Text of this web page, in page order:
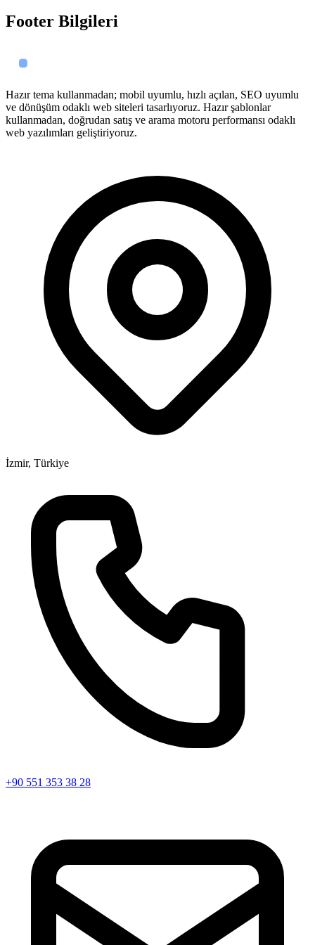
Footer Bilgileri
Hazır tema kullanmadan; mobil uyumlu, hızlı açılan, SEO uyumlu
ve dönüşüm odaklı web siteleri tasarlıyoruz. Hazır şablonlar
kullanmadan, doğrudan satış ve arama motoru performansı odaklı
web yazılımları geliştiriyoruz.
İzmir, Türkiye
+90 551 353 38 28